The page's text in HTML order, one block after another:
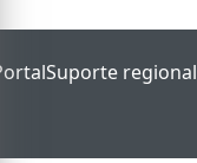
Suporte regional